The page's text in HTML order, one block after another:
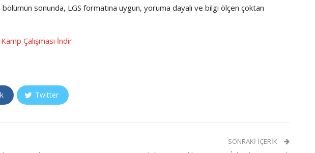
sonunda, LGS formatına uygun, yoruma dayalı ve bilgi ölçen çoktan
Çalışması İndir
Twitter
SONRAKI İÇERIK